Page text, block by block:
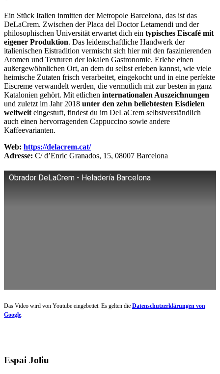
Ein Stück Italien inmitten der Metropole Barcelona, das ist das
DeLaCrem. Zwischen der Placa del Doctor Letamendi und der
philosophischen Universität erwartet dich ein typisches Eiscafé mit
eigener Produktion. Das leidenschaftliche Handwerk der
italienischen Eistradition vermischt sich hier mit den faszinierenden
Aromen und Texturen der lokalen Gastronomie. Erlebe einen
außergewöhnlichen Ort, an dem du selbst erleben kannst, wie viele
heimische Zutaten frisch verarbeitet, eingekocht und in eine perfekte
Eiscreme verwandelt werden, die vermutlich mit zur besten in ganz
Katalonien gehört. Mit etlichen internationalen Auszeichnungen
und zuletzt im Jahr 2018 unter den zehn beliebtesten Eisdielen
weltweit eingestuft, findest du im DeLaCrem selbstverständlich
auch einen hervorragenden Cappuccino sowie andere
Kaffeevarianten.
Web: https://delacrem.cat/
Adresse: C/ d’Enric Granados, 15, 08007 Barcelona
Obrador DeLaCrem - Heladería Barcelona
Das Video wird von Youtube eingebettet. Es gelten die Datenschutzerklärungen von
Google.
Espai Joliu